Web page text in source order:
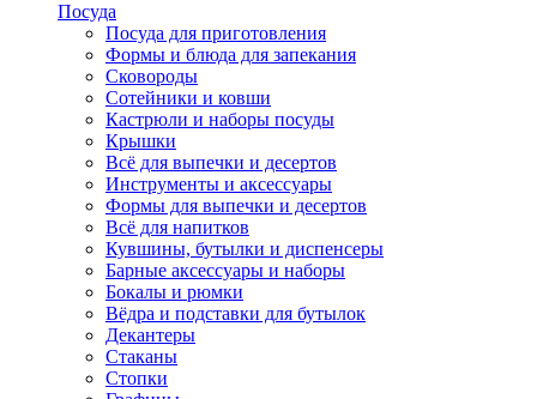
Посуда
Посуда для приготовления
Формы и блюда для запекания
Сковороды
Сотейники и ковши
Кастрюли и наборы посуды
Крышки
Всё для выпечки и десертов
Инструменты и аксессуары
Формы для выпечки и десертов
Всё для напитков
Кувшины, бутылки и диспенсеры
Барные аксессуары и наборы
Бокалы и рюмки
Вёдра и подставки для бутылок
Декантеры
Стаканы
Стопки